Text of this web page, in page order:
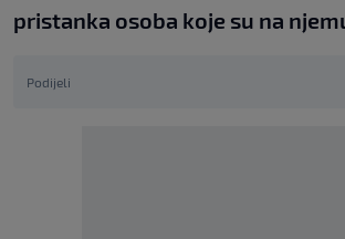
pristanka osoba koje su na
Podijeli